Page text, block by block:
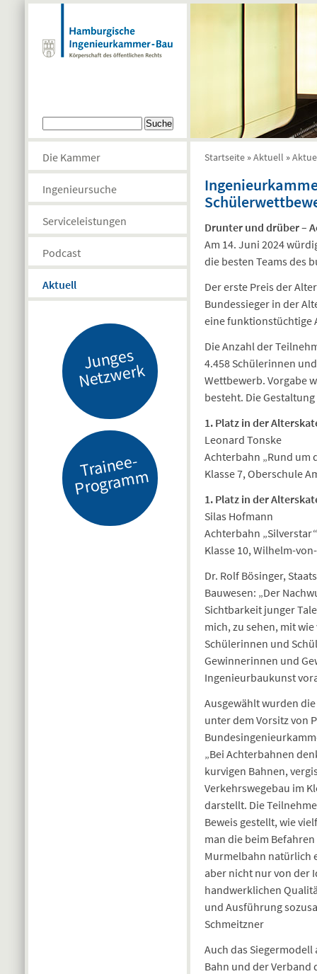
Direkt zum Inhalt
Suchformular
Die Kammer
Ingenieursuche
Serviceleistungen
Podcast
Aktuell
J
u
n
g
es
N
etz
w
er
k
Tr
ai
n
e
e-
Pr
o
gr
a
m
m
Sie sind hier
Startseite »Aktuell »
Drunter und drüber –
Am 14. Juni 2024
die besten Teams des
Der erste Preis der
Bundessieger in der
eine funktionstüchtige
Die Anzahl der
4.458 Schülerinnen
Wettbewerb. Vorgabe
besteht. Die
1. Platz in der
Leonard Tonske
Achterbahn „Rund um
Klasse 7, Oberschule
1. Platz in der
Silas Hofmann
Achterbahn „Silverstar“
Klasse 10, Wilhelm-
Dr. Rolf Bösinger,
Bauwesen: „Der
Sichtbarkeit junger
mich, zu sehen, mit
Schülerinnen und
Gewinnerinnen und
Ingenieurbaukunst
Ausgewählt wurden
unter dem Vorsitz von
„Bei Achterbahnen
kurvigen Bahnen,
Verkehrswegebau im
darstellt. Die
Beweis gestellt, wie
man die beim
Murmelbahn natürlich
aber nicht nur von der
handwerklichen
und Ausführung
Schmeitzner
Auch das
Bahn und der Verband